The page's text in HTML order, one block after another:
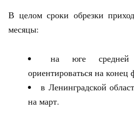
В целом сроки обрезки
месяцы:
на юге средней
ориентироваться на конец
в Ленинградской
на март.